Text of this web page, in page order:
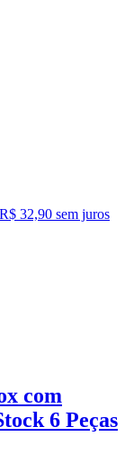
R$ 32,90 sem juros
com
6 Peças